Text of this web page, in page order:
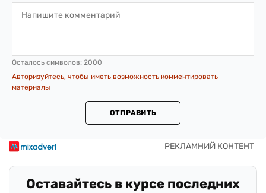
Осталось символов: 2000
Авторизуйтесь, чтобы иметь возможность комментировать
материалы
ОТПРАВИТЬ
Оставайтесь в курсе последних